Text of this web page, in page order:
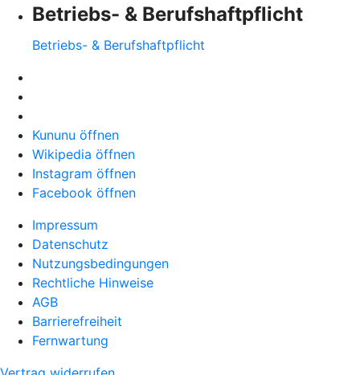
Betriebs- & Berufshaftpflicht
Betriebs- & Berufshaftpflicht
Kununu öffnen
Wikipedia öffnen
Instagram öffnen
Facebook öffnen
Impressum
Datenschutz
Nutzungsbedingungen
Rechtliche Hinweise
AGB
Barrierefreiheit
Fernwartung